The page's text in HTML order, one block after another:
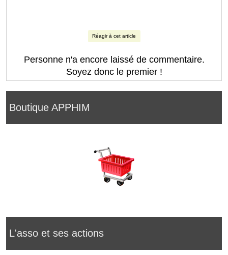
Boutique APPHIM
L'asso et ses actions
Réagir à cet article
Personne n'a encore laissé de commentaire.
Soyez donc le premier !